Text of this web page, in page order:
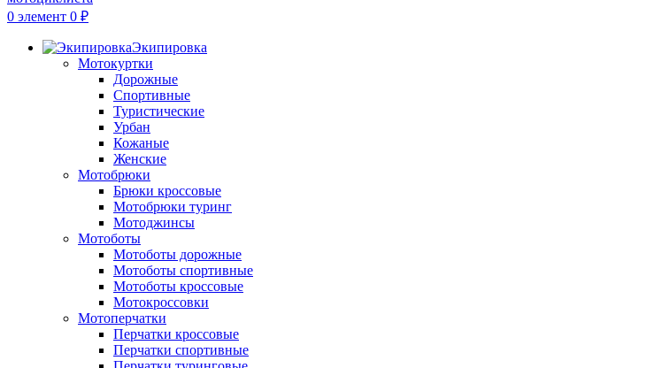
0 элемент 0 ₽
Экипировка
Мотокуртки
Дорожные
Спортивные
Туристические
Урбан
Кожаные
Женские
Мотобрюки
Брюки кроссовые
Мотобрюки туринг
Мотоджинсы
Мотоботы
Мотоботы дорожные
Мотоботы спортивные
Мотоботы кроссовые
Мотокроссовки
Мотоперчатки
Перчатки кроссовые
Перчатки спортивные